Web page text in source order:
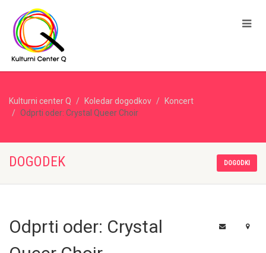
Kulturni center Q Koledar dogodkov
Koncert
Odprti oder: Crystal Queer Choir
DOGODEK DOGODKI
Odprti oder: Crystal